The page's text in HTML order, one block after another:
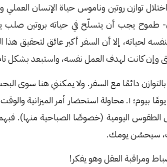
توازن روتين وناموس حياة الإنسان العملي
طموح يجب أن يتسلّح في حياته بروتين صلب
لحياته، إلا أن السفر أكبر عائق لتحقيق
وإن كانت لهدف العمل نفسه، واستبعد بشكل
دائمًا مع السفر. ولا يمكنني هنا سوى
تخرج الإنسان عمّا يرسمه لنفسه ويومه يومًا بيوم؛ ١. محاولة استحضار
على الطقوس اليومية (خصوصًا الصباحية منها).
سيحسُن يومك.
ومراقبة العقل وهو يفكر!